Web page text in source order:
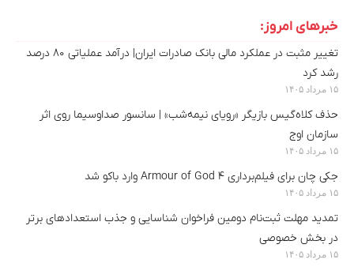
خبرهای امروز:
تغییر مثبت در عملکرد مالی بانک صادرات ایران| درآمد عملیاتی ۸۰ درصد
رشد کرد
۱۵ مرداد ۱۴۰۵
حذف کلاه‌گیس بازیگر «رویای نیمه‌شب» | سانسور صداوسیما روی اثر
سازمان اوج
۱۵ مرداد ۱۴۰۵
جکی چان برای فیلم‌برداری Armour of God 4 وارد باکو شد
۱۵ مرداد ۱۴۰۵
تمدید مهلت ثبت‌نام دومین فراخوان شناسایی و جذب استعدادهای برتر
در بخش خصوصی
۱۵ مرداد ۱۴۰۵